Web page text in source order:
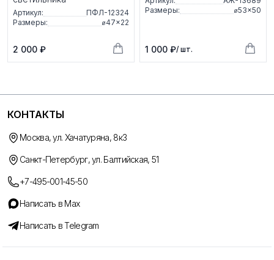
Артикул:
ПФЛ-12324
Размеры:
⌀47×22
2 000 ₽
Размеры:
⌀53×50
1 000 ₽/ шт.
КОНТАКТЫ
Москва, ул. Хачатуряна, 8к3
Санкт-Петербург, ул. Балтийская, 51
+7-495-001-45-50
Написать в Max
Написать в Telegram